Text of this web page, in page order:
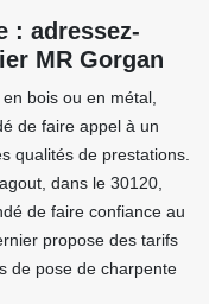
: adressez-
MR Gorgan
bois ou en métal,
de faire appel à un
qualités de prestations.
dans le 30120,
de faire confiance au
propose des tarifs
de pose de charpente